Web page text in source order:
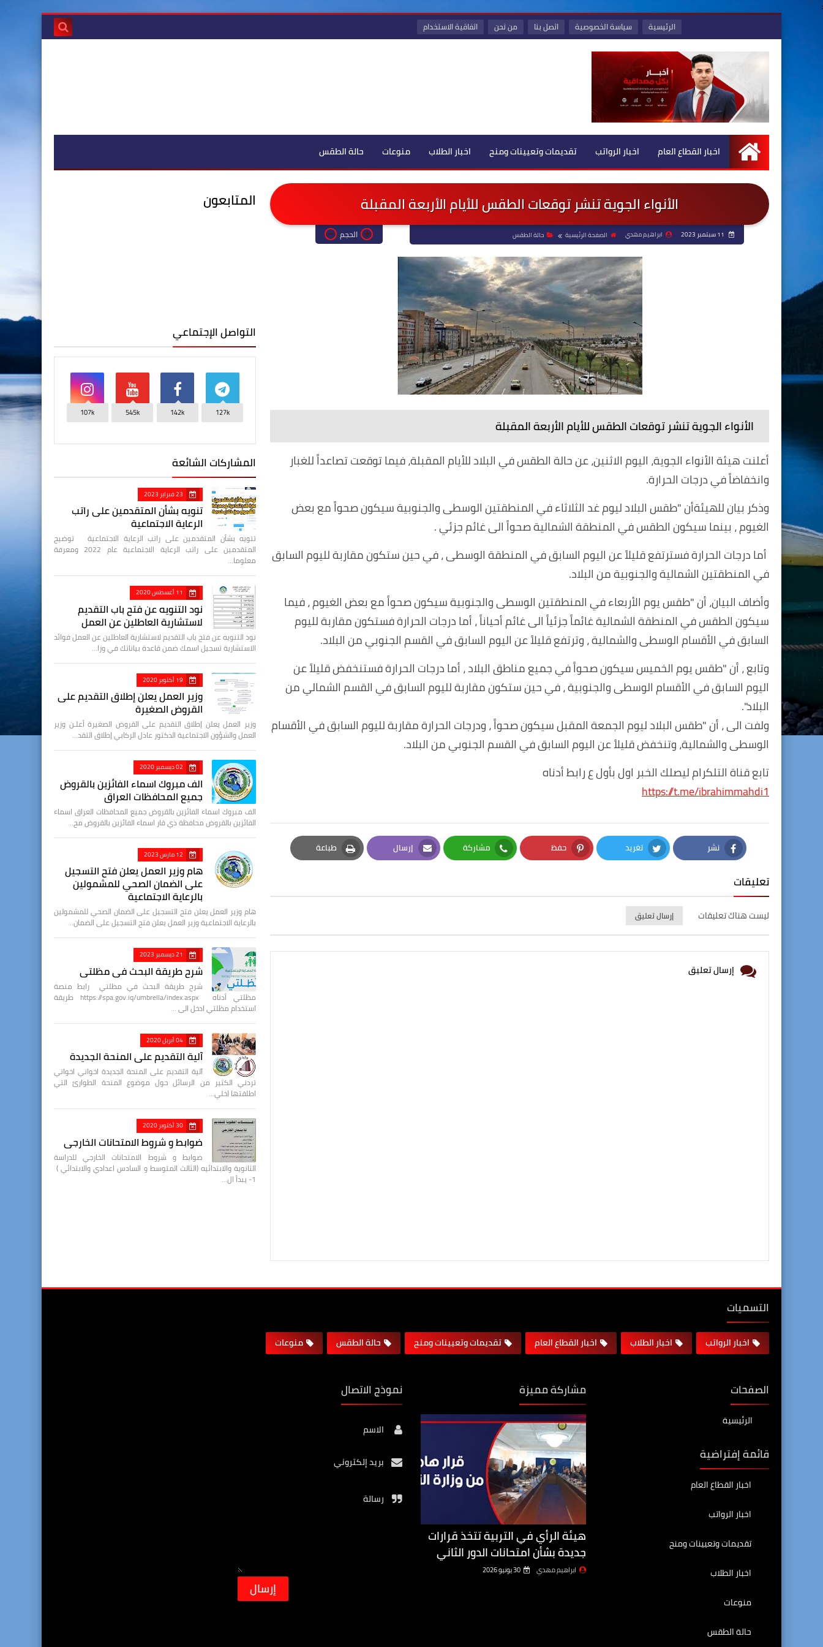
:
الرئيسية سياسة الخصوصية اتصل بنا من نحن اتفاقية الاستخدام
الرئيسية
اخبار القطاع العام اخبار الرواتب تقديمات وتعيينات ومنح اخبار الطلاب منوعات حالة الطقس
الأنواء الجوية تنشر توقعات الطقس للأيام الأربعة المقبلة
ابراهيم مهدي الصفحة الرئيسية حالة الطقس الحجم
الأنواء الجوية تنشر توقعات الطقس للأيام الأربعة المقبلة
أعلنت هيئة الأنواء الجوية، اليوم الاثنين، عن حالة الطقس في البلاد للأيام المقبلة، فيما توقعت تصاعداً للغبار
وانخفاضاً في درجات الحرارة.
وذكر بيان للهيئةأن "طقس البلاد ليوم غد الثلاثاء في المنطقتين الوسطى والجنوبية سيكون صحواً مع بعض
الغيوم ، بينما سيكون الطقس في المنطقة الشمالية صحواً الى غائم جزئي .
أما درجات الحرارة فسترتفع قليلاً عن اليوم السابق في المنطقة الوسطى ، في حين ستكون مقاربة لليوم السابق
في المنطقتين الشمالية والجنوبية من البلاد.
وأضاف البيان، أن "طقس يوم الأربعاء في المنطقتين الوسطى والجنوبية سيكون صحواً مع بعض الغيوم ، فيما
سيكون الطقس في المنطقة الشمالية غائماً جزئياً الى غائم أحياناً ، أما درجات الحرارة فستكون مقاربة لليوم
السابق في الأقسام الوسطى والشمالية ، وترتفع قليلاً عن اليوم السابق في القسم الجنوبي من البلاد.
وتابع ، أن "طقس يوم الخميس سيكون صحواً في جميع مناطق البلاد ، أما درجات الحرارة فستنخفض قليلاً عن
اليوم السابق في الأقسام الوسطى والجنوبية ، في حين ستكون مقاربة لليوم السابق في القسم الشمالي من
البلاد".
ولفت الى ، أن "طقس البلاد ليوم الجمعة المقبل سيكون صحواً ، ودرجات الحرارة مقاربة لليوم السابق في الأقسام
الوسطى والشمالية، وتنخفض قليلاً عن اليوم السابق في القسم الجنوبي من البلاد.
تابع قناة التلكرام ليصلك الخبر اول بأول ع رابط أدناه
https://t.me/ibrahimmahdi1
نشر
Facebook
تغريد
Twitter
حفظ
Pinterest
مشاركة
Whatsapp
إرسال
Email
طباعة
Print
تعليقات
ليست هناك تعليقات إرسال تعليق
إرسال تعليق
المتابعون
التواصل الإجتماعي
127k
142k
545k
107k
المشاركات الشائعة
23 فبراير 2023
تنويه بشأن المتقدمين على راتب
الرعاية الاجتماعية
تنويه بشأن المتقدمين على راتب الرعاية الاجتماعية توضيح
المتقدمين على راتب الرعاية الاجتماعية عام 2022 ومعرفة
معلوما…
11 أغسطس 2020
نود التنويه عن فتح باب التقديم
لاستشارية العاطلين عن العمل
نود التنويه عن فتح باب التقديم لاستشارية العاطلين عن العمل فوائد
الاستشارية تسجيل اسمك ضمن قاعدة بياناتك في وزا…
19 أكتوبر 2020
وزير العمل يعلن إطلاق التقديم على
القروض الصغيرة
وزير العمل يعلن إطلاق التقديم على القروض الصغيرة أعلـن وزير
العمل والشؤون الاجتماعية الدكتور عادل الركابي إطلاق التقد…
02 ديسمبر 2020
الف مبروك اسماء الفائزين بالقروض
جميع المحافظات العراق
الف مبروك اسماء الفائزين بالقروض جميع المحافظات العراق اسماء
الفائزين بالقروض محافظة ذي قار اسماء الفائزين بالقروض مح…
12 مارس 2023
هام وزير العمل يعلن فتح التسجيل
على الضمان الصحي للمشمولين
بالرعاية الاجتماعية
هام وزير العمل يعلن فتح التسجيل على الضمان الصحي للمشمولين
بالرعاية الاجتماعية وزير العمل يعلن فتح التسجيل على الضمان…
21 ديسمبر 2023
شرح طريقة البحث في مظلتي
شرح طريقة البحث في مظلتي رابط منصة
مظلتي أدناه https://spa.gov.iq/umbrella/index.aspx طريقة
استخدام مظلتي ادخل الى …
04 أبريل 2020
آلية التقديم على المنحة الجديدة
آلية التقديم على المنحة الجديدة اخواني اخواتي
تردني الكثير من الرسائل حول موضوع المنحة الطوارئ التي
اطلقتها (خلي…
30 أكتوبر 2020
ضوابط و شروط الامتحانات الخارجي
ضوابط و شروط الامتحانات الخارجي للدراسة
الثانوية والابتدائيه (الثالث المتوسط و السادس اعدادي والابتدائي )
1- يبدأ ال…
التسميات
اخبار الرواتب اخبار الطلاب اخبار القطاع العام تقديمات وتعيينات ومنح حالة الطقس منوعات
الصفحات
الرئيسية
قائمة إفتراضية
اخبار القطاع العام
اخبار الرواتب
تقديمات وتعيينات ومنح
اخبار الطلاب
منوعات
حالة الطقس
مشاركة مميزة
هيئة الرأي في التربية تتخذ قرارات
جديدة بشأن امتحانات الدور الثاني
ابراهيم مهدي 30 يونيو 2026
نموذج الاتصال
الاسم
بريد إلكتروني
رسالة